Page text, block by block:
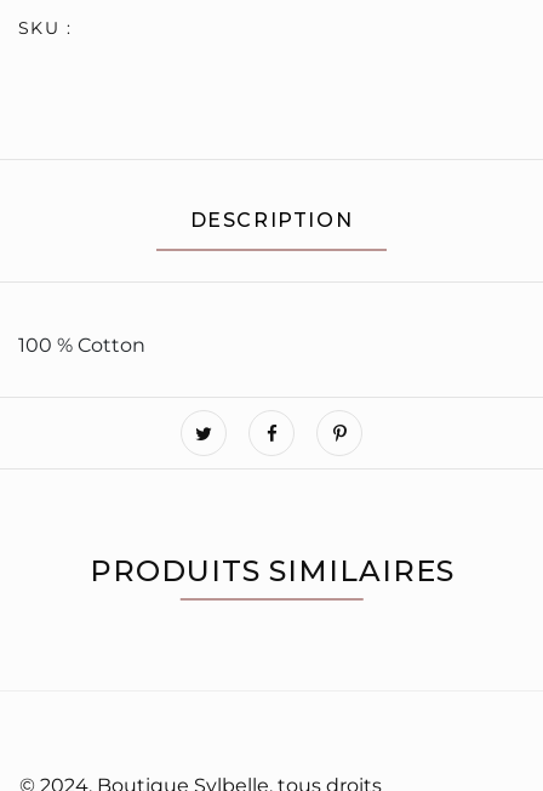
SKU :
DESCRIPTION
100 % Cotton
PRODUITS SIMILAIRES
© 2024, Boutique Sylbelle, tous droits